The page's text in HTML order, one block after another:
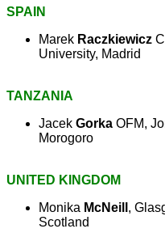
SPAIN
Marek Raczkiewicz
University, Madrid
TANZANIA
Jacek Gorka OFM,
Morogoro
UNITED KINGDOM
Monika McNeill ,
Scotland